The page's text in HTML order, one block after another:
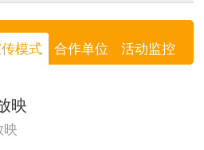
模式 合作单位 活动监控
映
映